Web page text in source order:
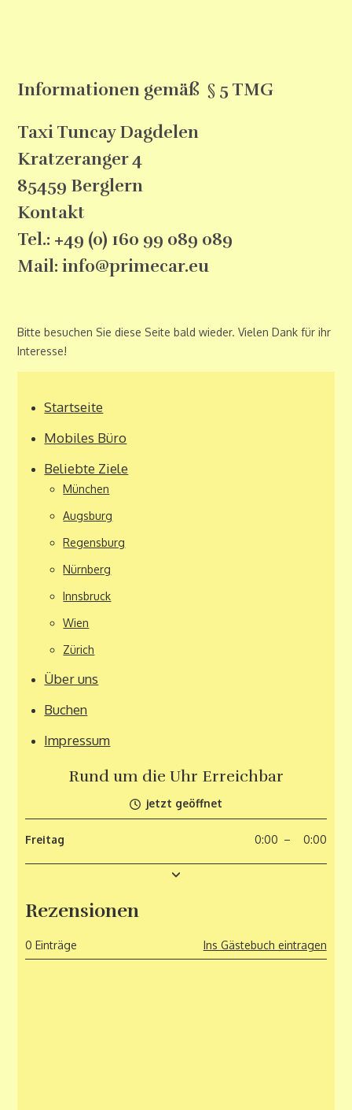
Informationen gemäß § 5 TMG
Taxi Tuncay Dagdelen
Kratzeranger 4
85459 Berglern
Kontakt
Tel.: +49 (0) 160 99 089 089
Mail: info@primecar.eu
Bitte besuchen Sie diese Seite bald wieder. Vielen Dank für ihr
Interesse!
Startseite
Mobiles Büro
Beliebte Ziele
München
Augsburg
Regensburg
Nürnberg
Innsbruck
Wien
Zürich
Über uns
Buchen
Impressum
Rund um die Uhr Erreichbar
jetzt geöffnet
Montag 0:00 – 0:00
Dienstag 0:00 – 0:00
Mittwoch 0:00 – 0:00
Donnerstag 0:00 – 0:00
Freitag 0:00 – 0:00
Rezensionen
0 Einträge Ins Gästebuch eintragen